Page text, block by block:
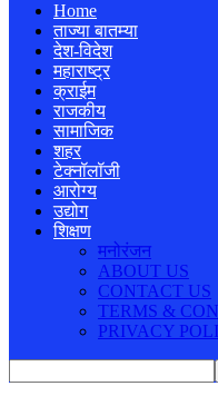
Home
ताज्या बातम्या
देश-विदेश
महाराष्ट्र
क्राईम
राजकीय
सामाजिक
शहर
टेक्नॉलॉजी
आरोग्य
उद्योग
शिक्षण
मनोरंजन
ABOUT US
CONTACT US
TERMS &
PRIVACY